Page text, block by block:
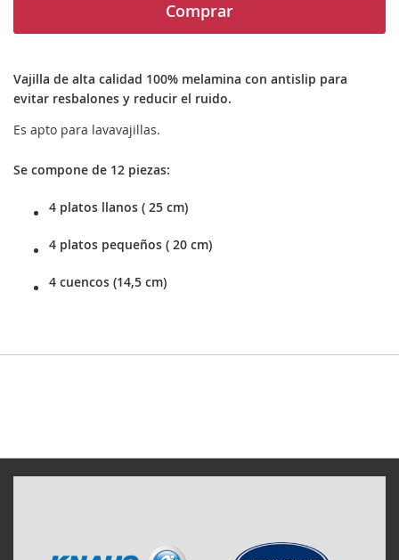
Comprar
Vajilla de alta calidad 100% melamina con antislip para
evitar resbalones y reducir el ruido.
Es apto para lavavajillas.
Se compone de 12 piezas:
4 platos llanos ( 25 cm)
4 platos pequeños ( 20 cm)
4 cuencos (14,5 cm)